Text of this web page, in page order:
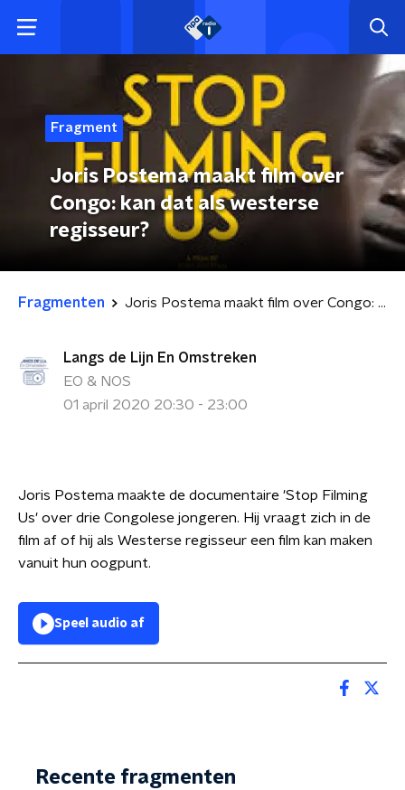
Fragment
Joris Postema maakt film over
Congo: kan dat als westerse
regisseur?
Fragmenten Joris Postema maakt film over Congo: kan dat als westerse regisseur?
Langs de Lijn En Omstreken
EO & NOS
01 april 2020 20:30 - 23:00
Joris Postema maakte de documentaire 'Stop Filming
Us' over drie Congolese jongeren. Hij vraagt zich in de
film af of hij als Westerse regisseur een film kan maken
vanuit hun oogpunt.
Speel audio af
Recente fragmenten